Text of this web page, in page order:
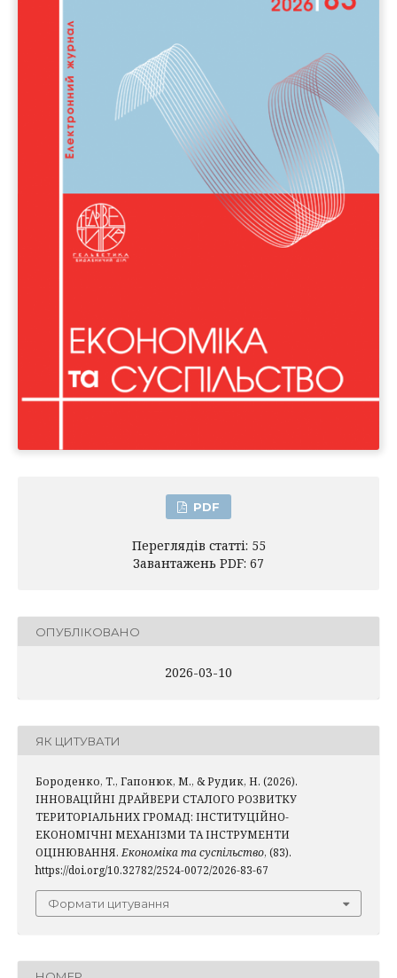
PDF
Переглядів статті: 55
Завантажень PDF: 67
ОПУБЛІКОВАНО
2026-03-10
ЯК ЦИТУВАТИ
Бороденко, Т., Гапонюк, М., & Рудик, Н. (2026).
ІННОВАЦІЙНІ ДРАЙВЕРИ СТАЛОГО РОЗВИТКУ
ТЕРИТОРІАЛЬНИХ ГРОМАД: ІНСТИТУЦІЙНО-
ЕКОНОМІЧНІ МЕХАНІЗМИ ТА ІНСТРУМЕНТИ
ОЦІНЮВАННЯ. Економіка та суспільство, (83).
https://doi.org/10.32782/2524-0072/2026-83-67
Формати цитування